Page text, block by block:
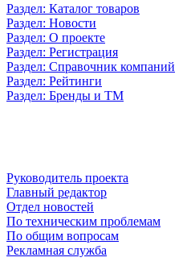
Раздел: Каталог товаров
Раздел: Новости
Раздел: О проекте
Раздел: Регистрация
Раздел: Справочник компаний
Раздел: Рейтинги
Раздел: Бренды и ТМ
Руководитель проекта
Главный редактор
Отдел новостей
По техническим проблемам
По общим вопросам
Рекламная служба